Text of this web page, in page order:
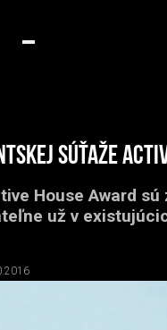
súťaže
House Award
už v